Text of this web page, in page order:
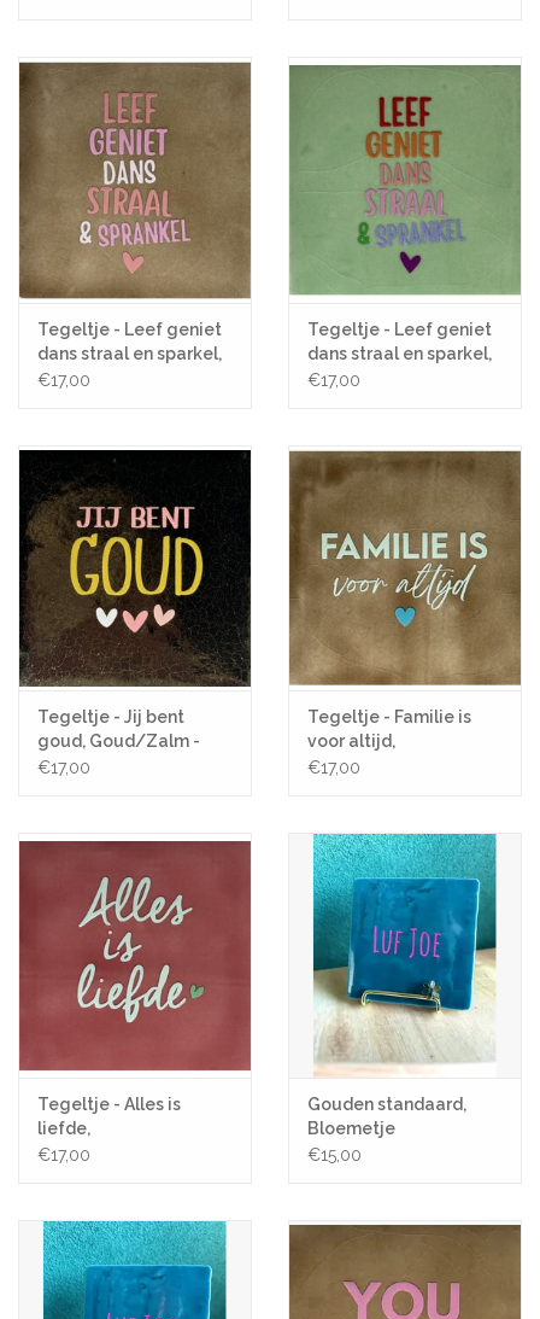
Tegeltje - Leef geniet
dans straal en sparkel,
Taupe/Roze - 10x10
€17,00
Tegeltje - Leef geniet
dans straal en sparkel,
Mint/Multi - 10x10
€17,00
Tegeltje - Jij bent
goud, Goud/Zalm -
10x10
€17,00
Tegeltje - Familie is
voor altijd,
Taupe/Lichtgroen -
€17,00
Tegeltje - Alles is
liefde,
Roze/Lichtgroen -
€17,00
Gouden standaard,
Bloemetje
€15,00